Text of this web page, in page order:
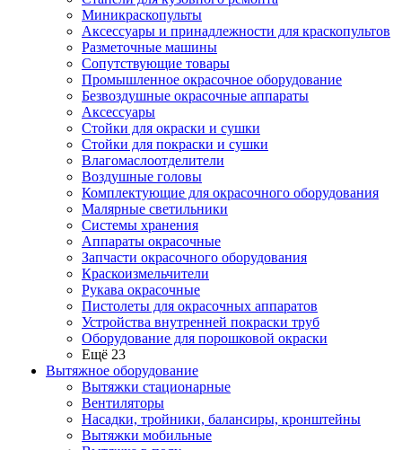
Миникраскопульты
Аксессуары и принадлежности для краскопультов
Разметочные машины
Сопутствующие товары
Промышленное окрасочное оборудование
Безвоздушные окрасочные аппараты
Аксессуары
Стойки для окраски и сушки
Стойки для покраски и сушки
Влагомаслоотделители
Воздушные головы
Комплектующие для окрасочного оборудования
Малярные светильники
Системы хранения
Аппараты окрасочные
Запчасти окрасочного оборудования
Краскоизмельчители
Рукава окрасочные
Пистолеты для окрасочных аппаратов
Устройства внутренней покраски труб
Оборудование для порошковой окраски
Ещё 23
Вытяжное оборудование
Вытяжки стационарные
Вентиляторы
Насадки, тройники, балансиры, кронштейны
Вытяжки мобильные